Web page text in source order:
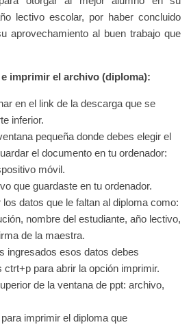
lectivo escolar, por haber concluido
aprovechamiento al buen trabajo que
imprimir el archivo (diploma):
en el link de la descarga que se
inferior.
pequeña donde debes elegir el
el documento en tu ordenador:
móvil.
que guardaste en tu ordenador.
datos que le faltan al diploma como:
nombre del estudiante, año lectivo,
de la maestra.
ingresados esos datos debes
ctrt+p para abrir la opción imprimir.
de la ventana de ppt: archivo,
imprimir el diploma que